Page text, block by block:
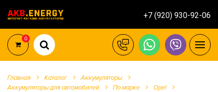
+7 (920) 930-92-06
0
Главная Каталог
Аккумуляторы
Аккумуляторы для автомобилей
По марке
Opel